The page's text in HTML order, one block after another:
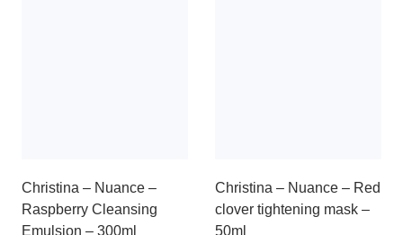
Christina – Nuance –
Raspberry Cleansing
Emulsion – 300ml
Christina – Nuance – Red
clover tightening mask –
50ml